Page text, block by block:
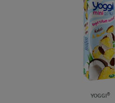
YOGGI®